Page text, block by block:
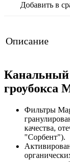
Добавить в
Описание
Канальный
гроубокса
Фильтры
качества,
"Сорбент").